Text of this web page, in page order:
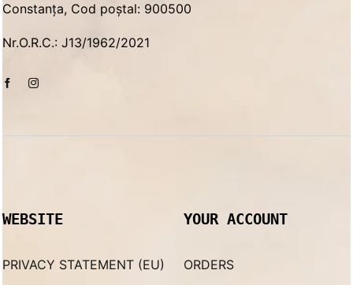
Constanța, Cod poștal: 900500
Nr.O.R.C.: J13/1962/2021
WEBSITE
PRIVACY STATEMENT (EU)
YOUR ACCOUNT
ORDERS